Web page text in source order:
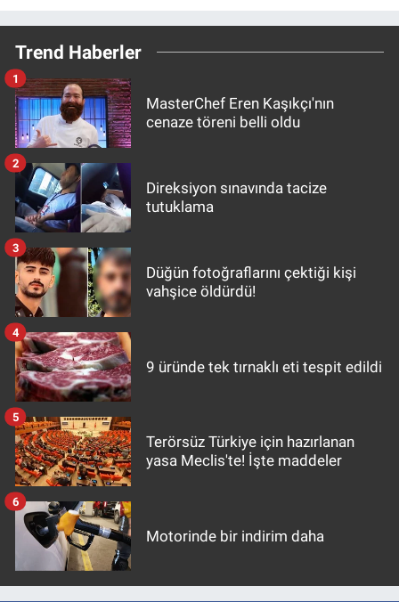
Trend Haberler
MasterChef Eren Kaşıkçı'nın
cenaze töreni belli oldu
1
Direksiyon sınavında tacize
tutuklama
2
Düğün fotoğraflarını çektiği kişi
vahşice öldürdü!
3
9 üründe tek tırnaklı eti tespit edildi
4
Terörsüz Türkiye için hazırlanan
yasa Meclis'te! İşte maddeler
5
Motorinde bir indirim daha
6